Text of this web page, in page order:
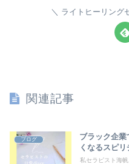
ライトヒーリング
関連記事
ブログ
ブラック企業
くなるスピ
私セラピスト海